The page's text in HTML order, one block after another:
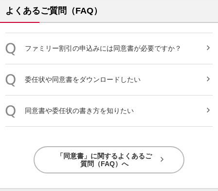
よくあるご質問（FAQ）
ファミリー割引の申込みには同意書が必要ですか？
委任状や同意書をダウンロードしたい
同意書や委任状の書き方を知りたい
「同意書」に関するよくあるご
質問（FAQ）へ